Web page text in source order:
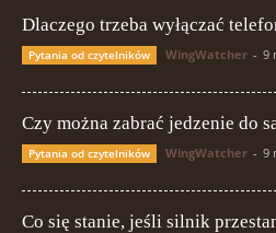
Dlaczego trzeba wyłączać
Pytania od czytelników WingWatcher - 9
Czy można zabrać jedzenie do
Pytania od czytelników WingWatcher - 9
Co się stanie, jeśli silnik